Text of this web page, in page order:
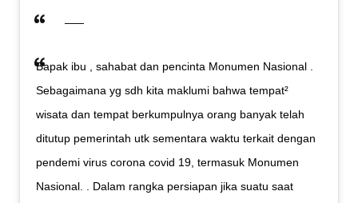
Bapak ibu , sahabat dan pencinta Monumen Nasional .
Sebagaimana yg sdh kita maklumi bahwa tempat²
wisata dan tempat berkumpulnya orang banyak telah
ditutup pemerintah utk sementara waktu terkait dengan
pendemi virus corona covid 19, termasuk Monumen
Nasional. . Dalam rangka persiapan jika suatu saat